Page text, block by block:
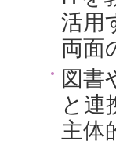
活用
両面
図書
と連
主体